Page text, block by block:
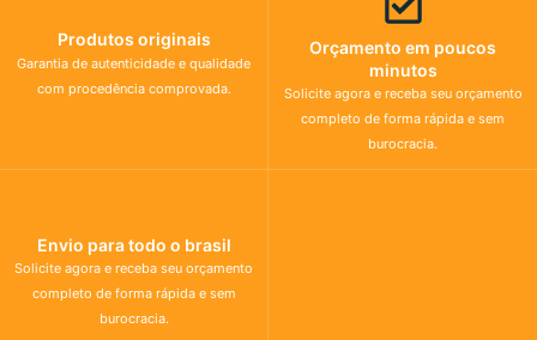
Produtos originais
Garantia de autenticidade e qualidade
com procedência comprovada.
Orçamento em poucos
minutos
Solicite agora e receba seu orçamento
completo de forma rápida e sem
burocracia.
Envio para todo o brasil
Solicite agora e receba seu orçamento
completo de forma rápida e sem
burocracia.